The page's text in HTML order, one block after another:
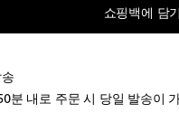
위시리스트에 추가
품절 임박
마지막 상품
쇼핑백에 담기
분 내로 주문 시 당일 발송이